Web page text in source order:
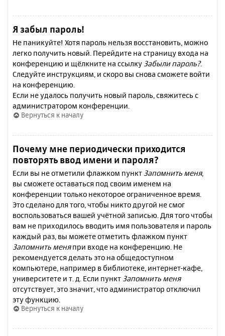
Я забыл пароль!
Не паникуйте! Хотя пароль нельзя восстановить, можно
легко получить новый. Перейдите на страницу входа на
конференцию и щёлкните на ссылку Забыли пароль?.
Следуйте инструкциям, и скоро вы снова сможете войти
на конференцию.
Если не удалось получить новый пароль, свяжитесь с
администратором конференции.
Вернуться к началу
Почему мне периодически приходится
повторять ввод имени и пароля?
Если вы не отметили флажком пункт Запомнить меня,
вы сможете оставаться под своим именем на
конференции только некоторое ограниченное время.
Это сделано для того, чтобы никто другой не смог
воспользоваться вашей учётной записью. Для того чтобы
вам не приходилось вводить имя пользователя и пароль
каждый раз, вы можете отметить флажком пункт
Запомнить меняпри входе на конференцию. Не
рекомендуется делать это на общедоступном
компьютере, например в библиотеке, интернет-кафе,
университете и т. д. Если пункт Запомнить меня
отсутствует, это значит, что администратор отключил
эту функцию.
Вернуться к началу